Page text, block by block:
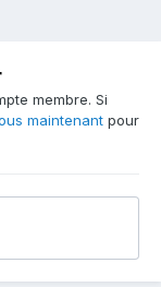
membre. Si
maintenant pour